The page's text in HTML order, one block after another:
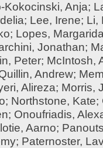
Kokocinski, Anja;
; Lee, Irene; Li,
; Lopes,
Jonathan;
Peter; McIntosh,
Andrew;
Alireza; Morris,
; Northstone, Kate;
; Onoufriadis,
Aarno;
; Paternoster,